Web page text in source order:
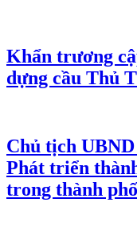
Khẩn trương
dựng cầu Thủ
Chủ tịch
Phát triển
trong thành phố